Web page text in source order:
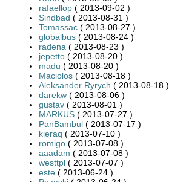
rafaellop ( 2013-09-02 )
Sindbad ( 2013-08-31 )
Tomassac ( 2013-08-27 )
globalbus ( 2013-08-24 )
radena ( 2013-08-23 )
jepetto ( 2013-08-20 )
madu ( 2013-08-20 )
Maciolos ( 2013-08-18 )
Aleksander Ryrych ( 2013-08-18 )
darekw ( 2013-08-06 )
gustav ( 2013-08-01 )
MARKUS ( 2013-07-27 )
PanBambul ( 2013-07-17 )
kieraq ( 2013-07-10 )
romigo ( 2013-07-08 )
aaadam ( 2013-07-08 )
westtpl ( 2013-07-07 )
este ( 2013-06-24 )